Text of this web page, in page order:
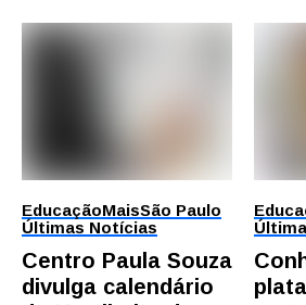
EducaçãoMaisSão Paulo
Últimas Notícias
Centro Paula Souza
divulga calendário